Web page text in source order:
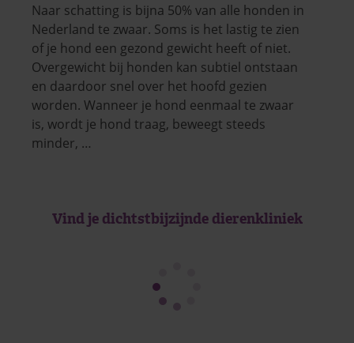
Naar schatting is bijna 50% van alle honden in
Nederland te zwaar. Soms is het lastig te zien
of je hond een gezond gewicht heeft of niet.
Overgewicht bij honden kan subtiel ontstaan
en daardoor snel over het hoofd gezien
worden. Wanneer je hond eenmaal te zwaar
is, wordt je hond traag, beweegt steeds
minder, …
Vind je dichtstbijzijnde dierenkliniek